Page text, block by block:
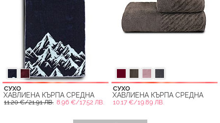
СУХО
ХАВЛИЕНА КЪРПА СРЕДНА
11.20 €/21.91 ЛВ. 8.96 €/17.52 ЛВ.
СУХО
ХАВЛИЕНА КЪРПА СРЕДНА
10.17 €/19.89 ЛВ.